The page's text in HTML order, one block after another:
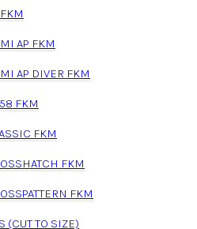
AP FKM
AP DIVER FKM
FKM
FKM
FKM
FKM
(CUT TO SIZE)